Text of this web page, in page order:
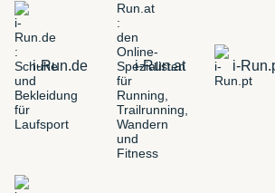
i-Run.de i-Run.at i-